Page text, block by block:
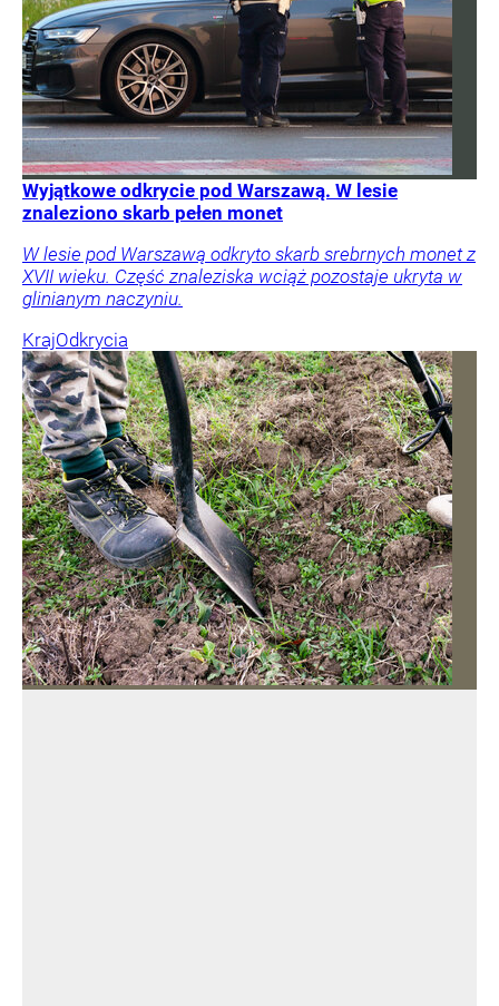
Wyjątkowe odkrycie pod Warszawą. W lesie
znaleziono skarb pełen monet
W lesie pod Warszawą odkryto skarb srebrnych monet z
XVII wieku. Część znaleziska wciąż pozostaje ukryta w
glinianym naczyniu.
KrajOdkrycia